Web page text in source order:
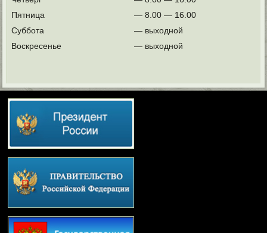
Пятница
— 8.00 — 16.00
Суббота
— выходной
Воскресенье
— выходной